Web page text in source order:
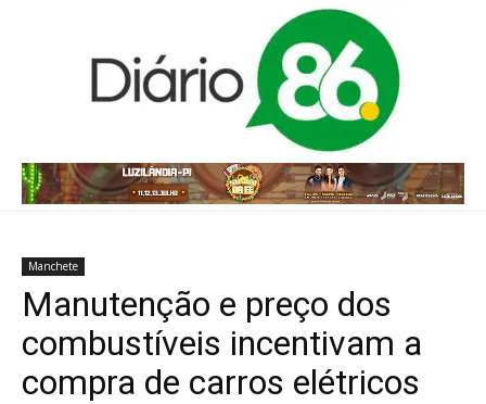
Manchete
Manutenção e preço dos
combustíveis incentivam a
compra de carros elétricos